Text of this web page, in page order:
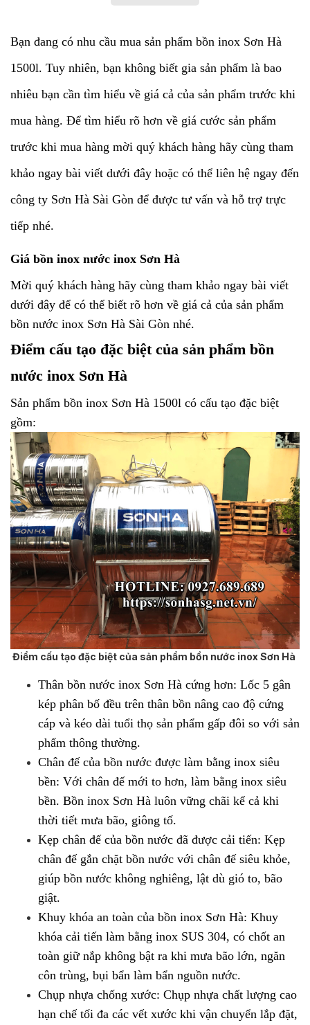
Bạn đang có nhu cầu mua sản phẩm bồn inox Sơn Hà
1500l. Tuy nhiên, bạn không biết gia sản phẩm là bao
nhiêu bạn cần tìm hiểu về giá cả của sản phẩm trước khi
mua hàng. Để tìm hiểu rõ hơn về giá cước sản phẩm
trước khi mua hàng mời quý khách hàng hãy cùng tham
khảo ngay bài viết dưới đây hoặc có thể liên hệ ngay đến
công ty Sơn Hà Sài Gòn để được tư vấn và hỗ trợ trực
tiếp nhé.
Giá bồn inox nước inox Sơn Hà
Mời quý khách hàng hãy cùng tham khảo ngay bài viết
dưới đây để có thể biết rõ hơn về giá cả của sản phẩm
bồn nước inox Sơn Hà Sài Gòn nhé.
Điểm cấu tạo đặc biệt của sản phẩm bồn
nước inox Sơn Hà
Sản phẩm bồn inox Sơn Hà 1500l có cấu tạo đặc biệt
gồm:
Điểm cấu tạo đặc biệt của sản phẩm bồn nước inox Sơn Hà
Thân bồn nước inox Sơn Hà cứng hơn: Lốc 5 gân
kép phân bố đều trên thân bồn nâng cao độ cứng
cáp và kéo dài tuổi thọ sản phẩm gấp đôi so với sản
phẩm thông thường.
Chân đế của bồn nước được làm bằng inox siêu
bền: Với chân đế mới to hơn, làm bằng inox siêu
bền. Bồn inox Sơn Hà luôn vững chãi kể cả khi
thời tiết mưa bão, giông tố.
Kẹp chân đế của bồn nước đã được cải tiến: Kẹp
chân đế gắn chặt bồn nước với chân đế siêu khỏe,
giúp bồn nước không nghiêng, lật dù gió to, bão
giật.
Khuy khóa an toàn của bồn inox Sơn Hà: Khuy
khóa cải tiến làm bằng inox SUS 304, có chốt an
toàn giữ nắp không bật ra khi mưa bão lớn, ngăn
côn trùng, bụi bẩn làm bẩn nguồn nước.
Chụp nhựa chống xước: Chụp nhựa chất lượng cao
hạn chế tối đa các vết xước khi vận chuyển lắp đặt,